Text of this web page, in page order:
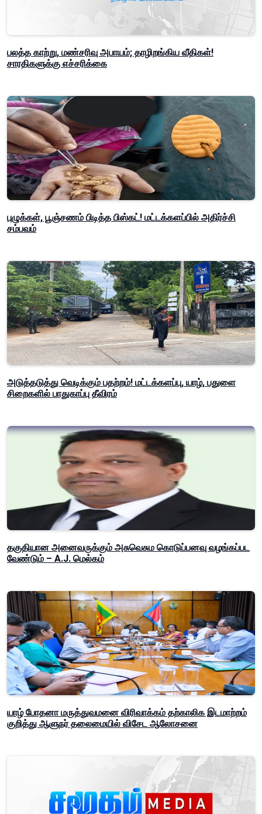
பலத்த காற்று, மண்சரிவு அபாயம்; தாழிறங்கிய வீதிகள்!
சாரதிகளுக்கு எச்சரிக்கை
புழுக்கள், பூஞ்சணம் பிடித்த பிஸ்கட்! மட்டக்களப்பில் அதிர்ச்சி
சம்பவம்
அடுத்தடுத்து வெடிக்கும் பதற்றம்! மட்டக்களப்பு, யாழ், பதுளை
சிறைகளில் பாதுகாப்பு தீவிரம்
தகுதியான அனைவருக்கும் அசுவெசும கொடுப்பனவு வழங்கப்பட
வேண்டும் – A.J. மெல்கம்
யாழ் போதனா மருத்துவமனை விரிவாக்கம் தற்காலிக இடமாற்றம்
குறித்து ஆளுநர் தலைமையில் விசேட ஆலோசனை